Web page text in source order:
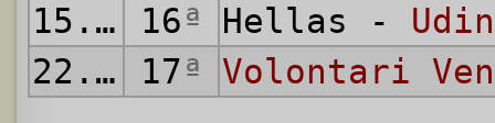
15.02.1914
16ª Hellas -
22.02.1914
17ª Volontari